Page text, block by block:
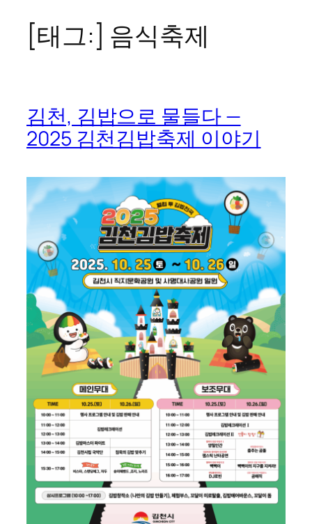
[태그:] 음식축제
김천, 김밥으로 물들다 —
2025 김천김밥축제 이야기